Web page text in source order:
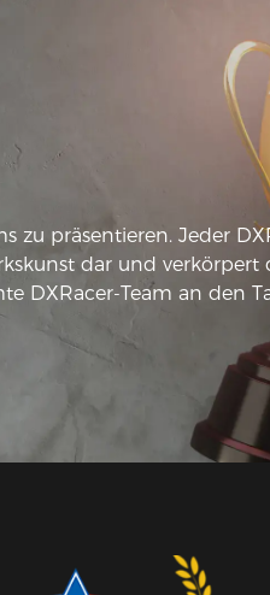
zu präsentieren. Jeder
dar und verkörpert
DXRacer-Team an den